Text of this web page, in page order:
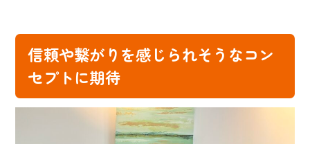
信頼や繋がりを感じられそうなコン
セプトに期待